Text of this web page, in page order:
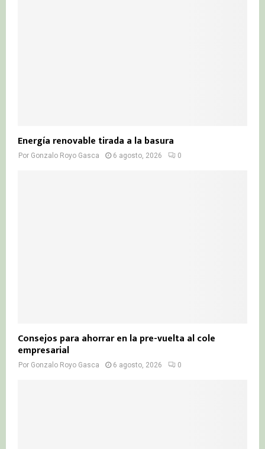
Energía renovable tirada a la basura
Por Gonzalo Royo Gasca 6 agosto, 2026 0
Consejos para ahorrar en la pre-vuelta al cole
empresarial
Por Gonzalo Royo Gasca 6 agosto, 2026 0